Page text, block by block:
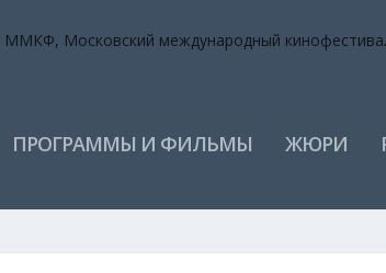
ПРОГРАММЫ И ФИЛЬМЫ ЖЮРИ